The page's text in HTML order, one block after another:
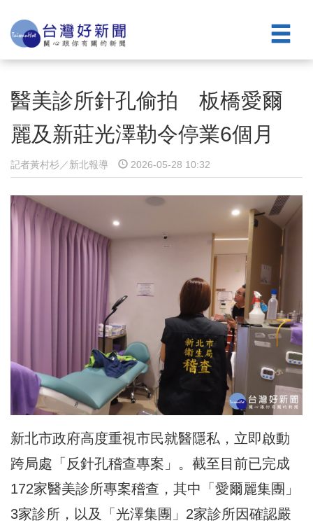
醫美診所針孔偷拍 板橋愛爾
麗及新莊光澤勒令停業6個月
記者黃村杉／新北報導 2026-05-28 10:32
新北市政府高度重視市民就醫隱私，立即啟動
跨局處「反針孔稽查專案」。截至目前已完成
172家醫美診所專案稽查 ，其中「愛爾麗集團」
3家診所，以及「光澤集團」2家診所因確認嚴